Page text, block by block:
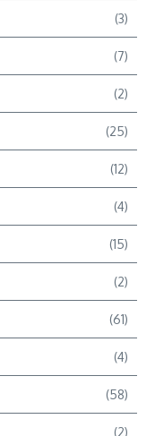
(3)
(7)
(2)
(25)
(12)
(4)
(15)
(2)
(61)
(4)
(58)
(2)